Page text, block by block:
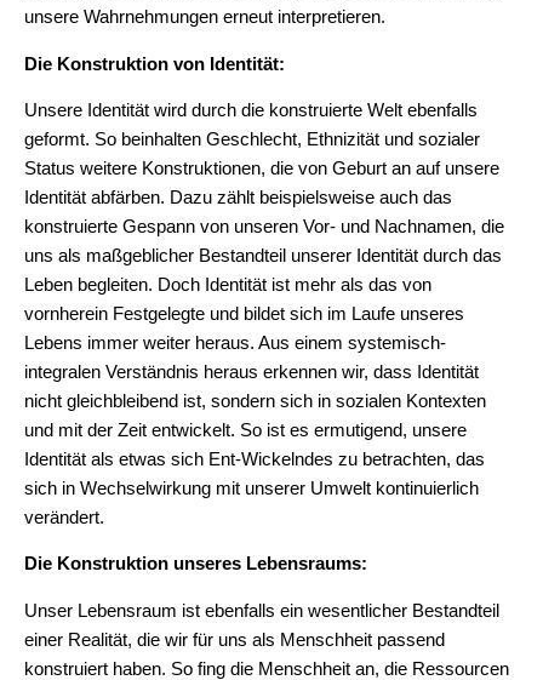
unsere Wahrnehmungen erneut interpretieren.
Die Konstruktion von Identität:
Unsere Identität wird durch die konstruierte Welt ebenfalls
geformt. So beinhalten Geschlecht, Ethnizität und sozialer
Status weitere Konstruktionen, die von Geburt an auf unsere
Identität abfärben. Dazu zählt beispielsweise auch das
konstruierte Gespann von unseren Vor- und Nachnamen, die
uns als maßgeblicher Bestandteil unserer Identität durch das
Leben begleiten. Doch Identität ist mehr als das von
vornherein Festgelegte und bildet sich im Laufe unseres
Lebens immer weiter heraus. Aus einem systemisch-
integralen Verständnis heraus erkennen wir, dass Identität
nicht gleichbleibend ist, sondern sich in sozialen Kontexten
und mit der Zeit entwickelt. So ist es ermutigend, unsere
Identität als etwas sich Ent-Wickelndes zu betrachten, das
sich in Wechselwirkung mit unserer Umwelt kontinuierlich
verändert.
Die Konstruktion unseres Lebensraums:
Unser Lebensraum ist ebenfalls ein wesentlicher Bestandteil
einer Realität, die wir für uns als Menschheit passend
konstruiert haben. So fing die Menschheit an, die Ressourcen